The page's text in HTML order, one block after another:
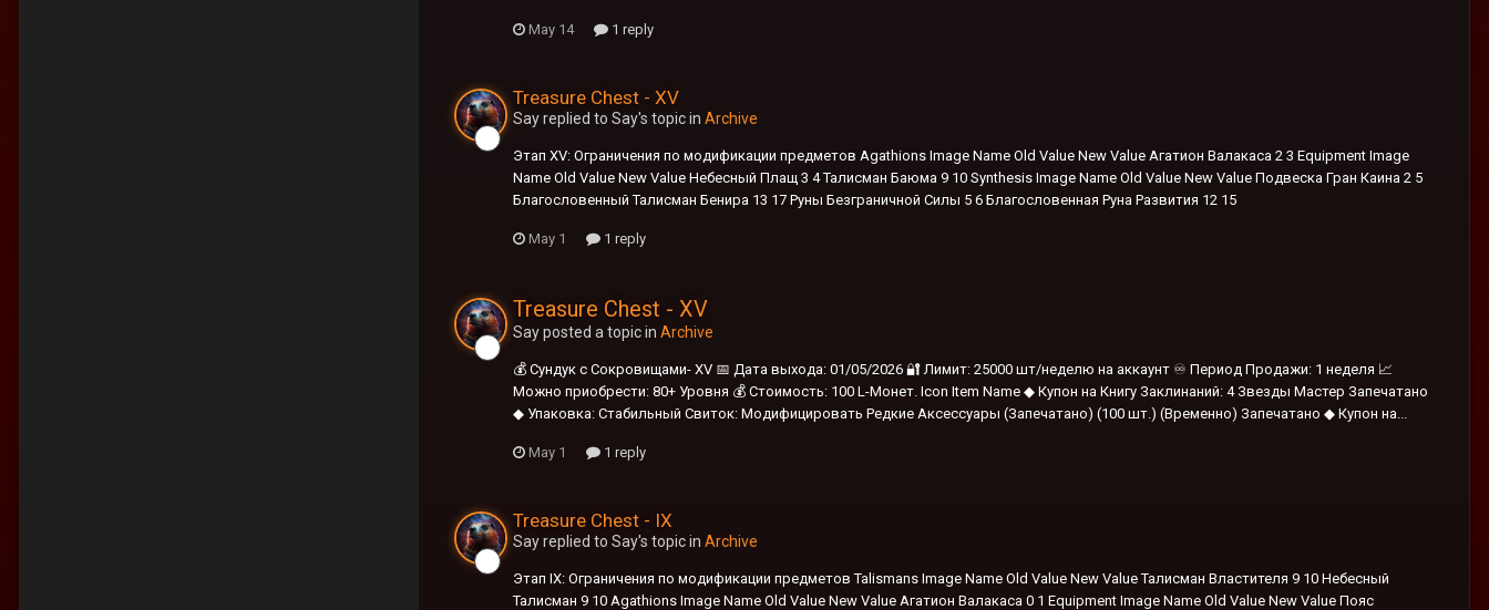
May 14 1 reply
Treasure Chest - XV
Say replied to Say's topic in Archive
Этап XV: Ограничения по модификации предметов Agathions Image Name Old Value New Value Агатион Валакаса 2 3 Equipment Image
Name Old Value New Value Небесный Плащ 3 4 Талисман Баюма 9 10 Synthesis Image Name Old Value New Value Подвеска Гран Каина 2 5
Благословенный Талисман Бенира 13 17 Руны Безграничной Силы 5 6 Благословенная Руна Развития 12 15
May 1 1 reply
Treasure Chest - XV
Say posted a topic in Archive
💰 Сундук с Сокровищами- XV 📅 Дата выхода: 01/05/2026 🔐 Лимит: 25000 шт/неделю на аккаунт ♾️ Период Продажи: 1 неделя 📈
Можно приобрести: 80+ Уровня 💰 Стоимость: 100 L-Монет. Icon Item Name ◆ Купон на Книгу Заклинаний: 4 Звезды Мастер Запечатано
◆ Упаковка: Стабильный Свиток: Модифицировать Редкие Аксессуары (Запечатано) (100 шт.) (Временно) Запечатано ◆ Купон на...
May 1 1 reply
Treasure Chest - IX
Say replied to Say's topic in Archive
Этап IX: Ограничения по модификации предметов Talismans Image Name Old Value New Value Талисман Властителя 9 10 Небесный
Талисман 9 10 Agathions Image Name Old Value New Value Агатион Валакаса 0 1 Equipment Image Name Old Value New Value Пояс